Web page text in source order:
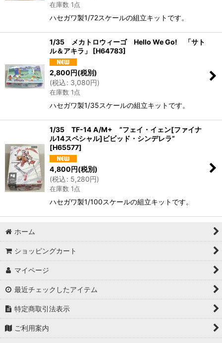
在庫数 1点
ハセガワ製1/72スケールの組立キットです。
1/35 メカトロウィーゴ Hello We Go! 「サト
ル＆アキラ」
[H64783]
2,800円(税別)
(税込: 3,080円)
在庫数 1点
ハセガワ製1/35スケールの組立キットです。
1/35 TF-14 A/M+ ”フェイ・イェン[ファイナ
ル14スペシャル]ビビッド・シンデレラ”
[H65577]
4,800円(税別)
(税込: 5,280円)
在庫数 1点
ハセガワ製1/100スケールの組立キットです。
ホーム
ショッピングカート
マイページ
最近チェックしたアイテム
特定商取引法表示
ご利用案内